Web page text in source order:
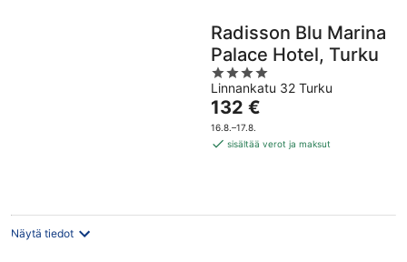
Radisson Blu Marina
Palace Hotel, Turku
4
out
of
5
Linnankatu 32 Turku
Hinta
on
132 €
132 €
16.8.–17.8.
sisältää verot ja maksut
Näytä tiedot